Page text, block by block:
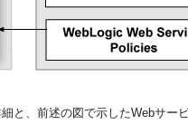
と、前述の図で示したWebサー